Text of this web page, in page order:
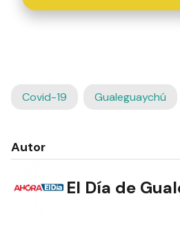
Covid-19 Gualeguaychú
Autor
El Día de